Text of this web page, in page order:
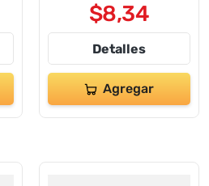
$8,34
Detalles
Agregar